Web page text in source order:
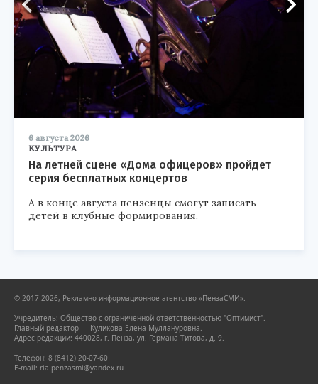
6 августа 2026
КУЛЬТУРА
На летней сцене «Дома офицеров» пройдет
серия бесплатных концертов
А в конце августа пензенцы смогут записать
детей в клубные формирования.
© 2017-2026, Рекламно-информационное агентство «ПензаСМИ».
Учредитель: Общество с ограниченной ответственностью "Оптимист".
Главный редактор — Куликова Елена Муллануровна.
Адрес редакции: 440028, г. Пенза, ул. Германа Титова, д. 9.
Телефон: 8 (8412) 20-07-60
E-mail: ria.penzasmi@yandex.ru